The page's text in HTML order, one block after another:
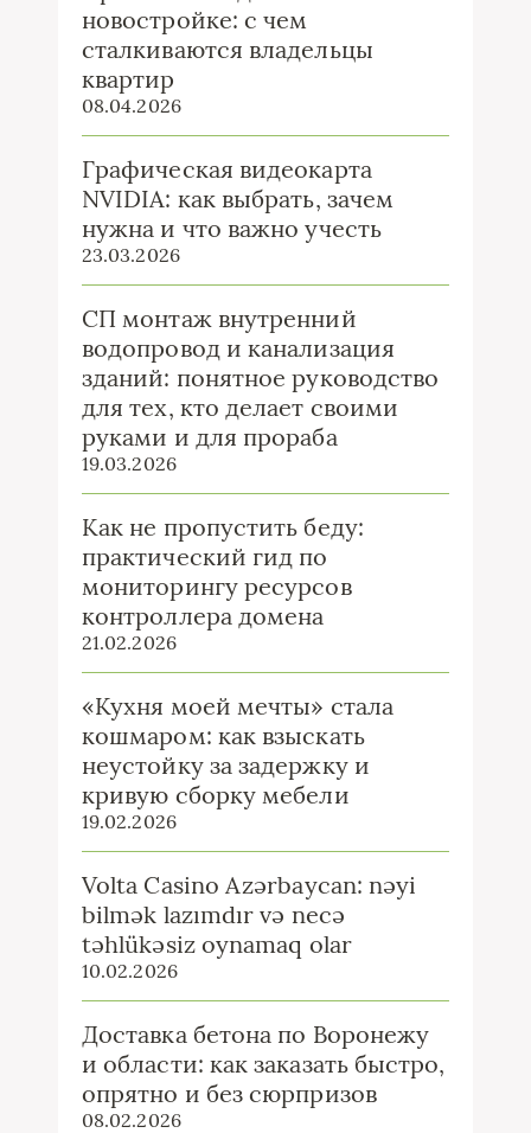
новостройке: с чем
сталкиваются владельцы
квартир
08.04.2026
Графическая видеокарта
NVIDIA: как выбрать, зачем
нужна и что важно учесть
23.03.2026
СП монтаж внутренний
водопровод и канализация
зданий: понятное руководство
для тех, кто делает своими
руками и для прораба
19.03.2026
Как не пропустить беду:
практический гид по
мониторингу ресурсов
контроллера домена
21.02.2026
«Кухня моей мечты» стала
кошмаром: как взыскать
неустойку за задержку и
кривую сборку мебели
19.02.2026
Volta Casino Azərbaycan: nəyi
bilmək lazımdır və necə
təhlükəsiz oynamaq olar
10.02.2026
Доставка бетона по Воронежу
и области: как заказать быстро,
опрятно и без сюрпризов
08.02.2026